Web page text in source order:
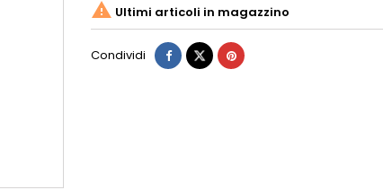
 Ultimi articoli in magazzino
Condividi